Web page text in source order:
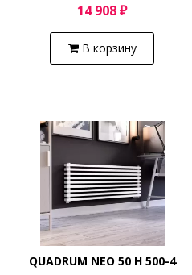
14 908 ₽
В корзину
QUADRUM NEO 50 H 500-4